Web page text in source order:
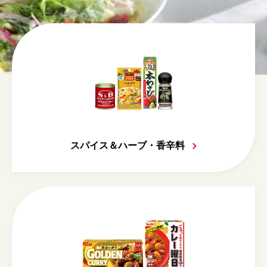
スパイス＆ハーブ・香辛料